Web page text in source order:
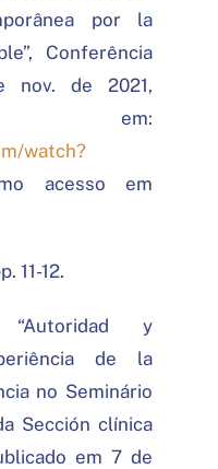
por la
Conferência
nov. de 2021,
em:
watch?
acesso em
11-12.
y
de la
no Seminário
Sección clínica
em 7 de